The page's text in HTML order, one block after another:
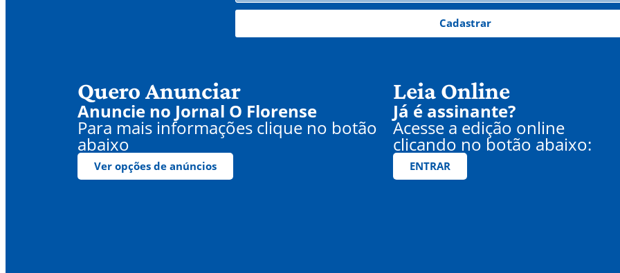
Cadastrar
Quero Anunciar
Anuncie no Jornal O Florense
Para mais informações clique no botão
abaixo
Ver opções de anúncios
Leia Online
Já é assinante?
Acesse a edição online
clicando no botão abaixo:
ENTRAR